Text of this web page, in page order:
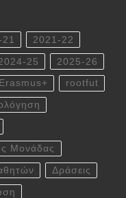
2021-22
25 2025-26
Erasmus+ rootfut
Μονάδας
Δράσεις